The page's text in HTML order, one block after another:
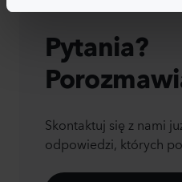
Pytania?
Skontaktuj się z nami
odpowiedzi, których